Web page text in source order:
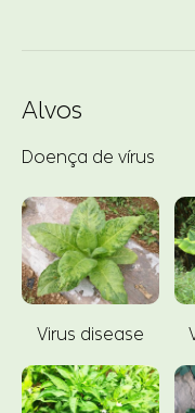
Alvos
Doença de vírus
Virus disease